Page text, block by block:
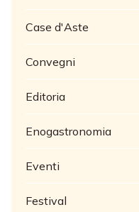
Case d'Aste
Convegni
Editoria
Enogastronomia
Eventi
Festival